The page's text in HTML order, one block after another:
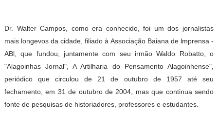
Dr. Walter Campos, como era conhecido, foi um dos jornalistas
mais longevos da cidade, filiado à Associação Baiana de lmprensa -
ABl, que fundou, juntamente com seu irmão Waldo Robatto, o
"Alagoinhas Jornal", A Artilharia do Pensamento Alagoinhense",
periódico que circulou de 21 de outubro de 1957 até seu
fechamento, em 31 de outubro de 2004, mas que continua sendo
fonte de pesquisas de historiadores, professores e estudantes.